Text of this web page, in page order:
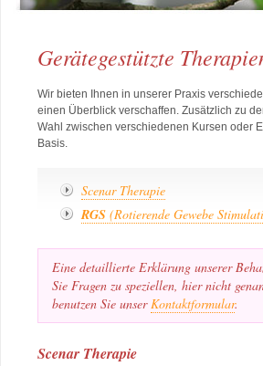
Gerätegestützte
Wir bieten Ihnen in unserer Praxis
einen Überblick verschaffen. Zusätzlich zu
Wahl zwischen verschiedenen Kursen oder
Basis.
Scenar Therapie
RGS (Rotierende Gewebe
Eine detaillierte Erklärung unserer
Sie Fragen zu speziellen, hier nicht
benutzen Sie unserKontaktformular.
Scenar Therapie